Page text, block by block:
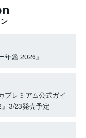
年鑑 2026』
プレミアム公式ガイ
』3/23発売予定